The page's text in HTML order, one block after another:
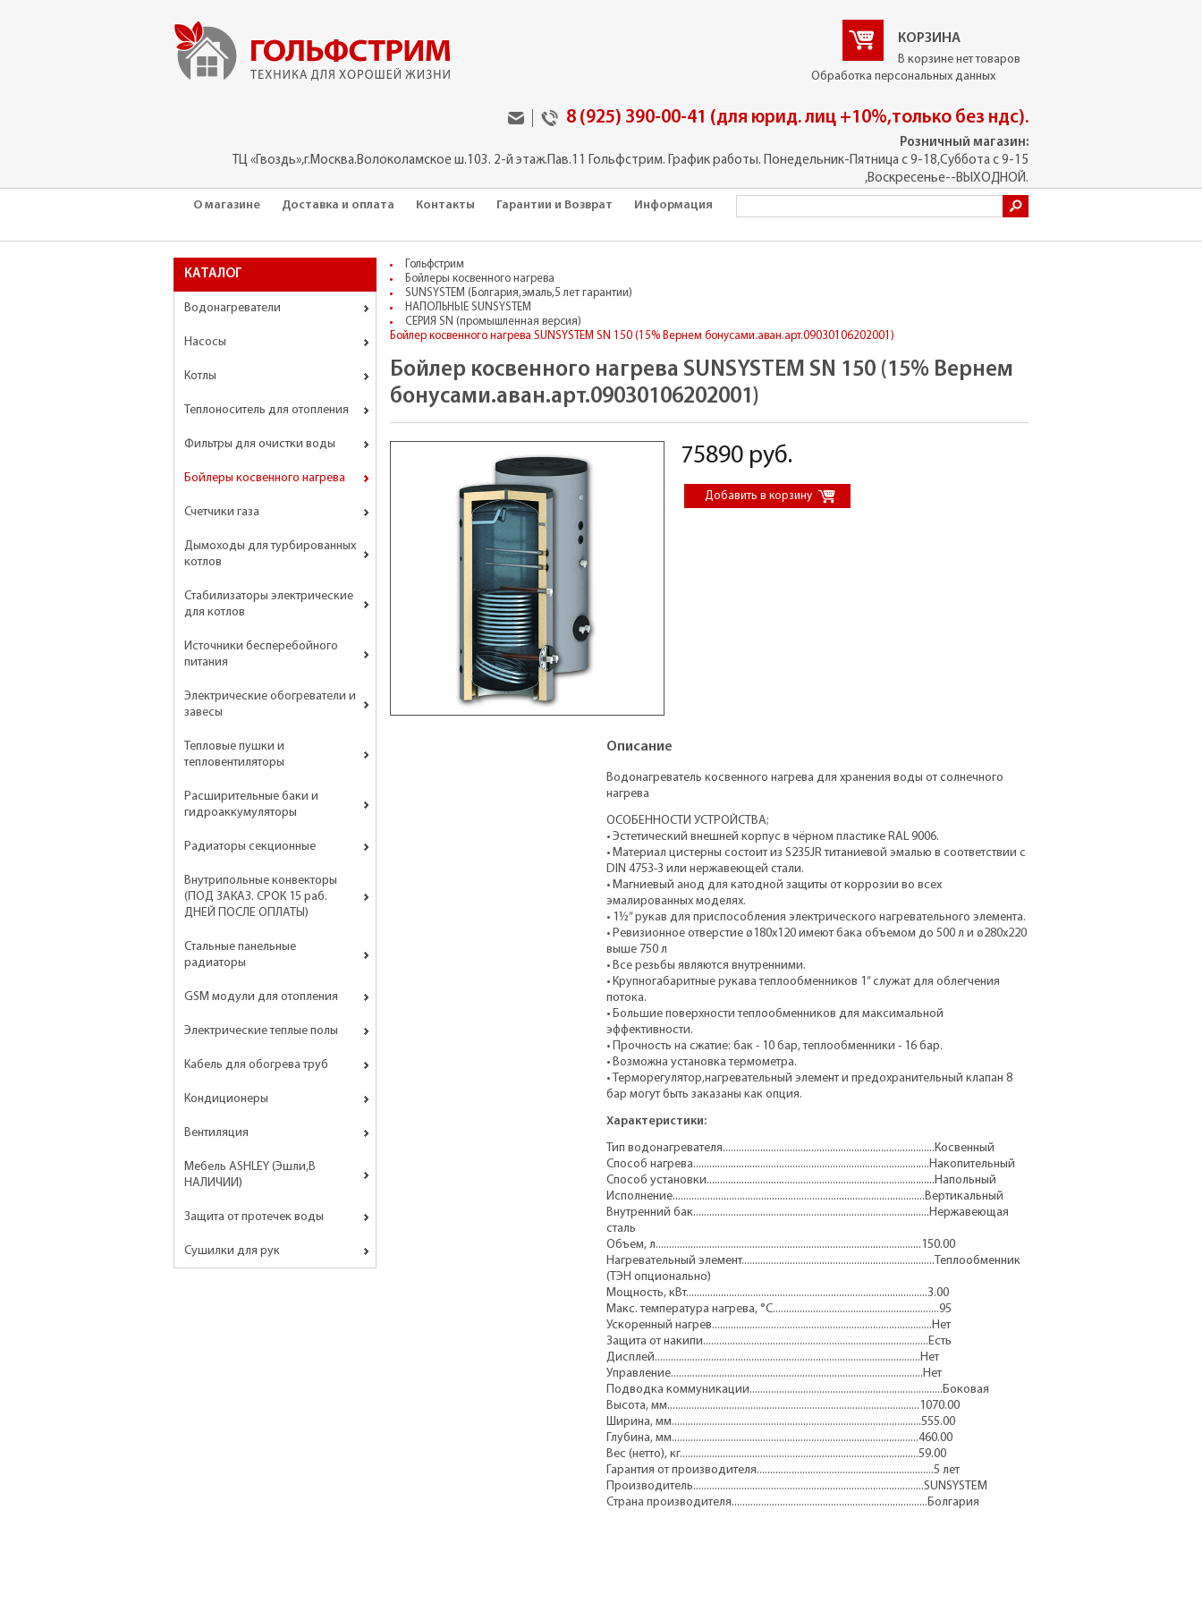
КОРЗИНА
В корзине нет товаров
Обработка персональных данных
8 (925) 390-00-41 (для юрид. лиц +10%,только без ндс).
Розничный магазин:
ТЦ «Гвоздь»,г.Москва.Волоколамское ш.103. 2-й этаж.Пав.11 Гольфстрим. График работы. Понедельник-Пятница с 9-18,Суббота с 9-15
,Воскресенье--ВЫХОДНОЙ.
О магазине
Доставка и оплата Контакты Гарантии и Возврат Информация
КАТАЛОГ
Водонагреватели
Насосы
Котлы
Теплоноситель для отопления
Фильтры для очистки воды
Бойлеры косвенного нагрева
Счетчики газа
Дымоходы для турбированных
котлов
Стабилизаторы электрические
для котлов
Источники бесперебойного
питания
Электрические обогреватели и
завесы
Тепловые пушки и
тепловентиляторы
Расширительные баки и
гидроаккумуляторы
Радиаторы секционные
Внутрипольные конвекторы
(ПОД ЗАКАЗ. СРОК 15 раб.
ДНЕЙ ПОСЛЕ ОПЛАТЫ)
Стальные панельные
радиаторы
GSM модули для отопления
Электрические теплые полы
Кабель для обогрева труб
Кондиционеры
Вентиляция
Мебель ASHLEY (Эшли,В
НАЛИЧИИ)
Защита от протечек воды
Сушилки для рук
Гольфстрим
Бойлеры косвенного нагрева
SUNSYSTEM (Болгария,эмаль,5 лет гарантии)
НАПОЛЬНЫЕ SUNSYSTEM
СЕРИЯ SN (промышленная версия)
Бойлер косвенного нагрева SUNSYSTEM SN 150 (15% Вернем бонусами.аван.арт.09030106202001)
Бойлер косвенного нагрева SUNSYSTEM SN 150 (15% Вернем
бонусами.аван.арт.09030106202001)
75890 руб.
Описание
Водонагреватель косвенного нагрева для хранения воды от солнечного
нагрева
ОСОБЕННОСТИ УСТРОЙСТВА;
• Эстетический внешней корпус в чёрном пластике RAL 9006.
• Материал цистерны состоит из S235JR титаниевой эмалью в соответствии с
DIN 4753-3 или нержавеющей стали.
• Магниевый анод для катодной защиты от коррозии во всех
эмалированных моделях.
• 1½” рукав для приспособления электрического нагревательного элемента.
• Ревизионное отверстие ø180x120 имеют бака объемом до 500 л и ø280х220
выше 750 л
• Все резьбы являются внутренними.
• Крупногабаритные рукава теплообменников 1” служат для облегчения
потока.
• Большие поверхности теплообменников для максимальной
эффективности.
• Прочность на сжатие: бак - 10 бар, теплообменники - 16 бар.
• Возможна установка термометра.
• Терморегулятор,нагревательный элемент и предохранительный клапан 8
бар могут быть заказаны как опция.
Характеристики:
Тип водонагревателя...............................................................................Косвенный
Способ нагрева........................................................................................Накопительный
Способ установки.....................................................................................Напольный
Исполнение..............................................................................................Вертикальный
Внутренний бак........................................................................................Нержавеющая
сталь
Объем, л...................................................................................................150.00
Нагревательный элемент........................................................................Теплообменник
(ТЭН опционально)
Мощность, кВт..........................................................................................3.00
Макс. температура нагрева, °С..............................................................95
Ускоренный нагрев..................................................................................Нет
Защита от накипи....................................................................................Есть
Дисплей...................................................................................................Нет
Управление..............................................................................................Нет
Подводка коммуникации........................................................................Боковая
Высота, мм..............................................................................................1070.00
Ширина, мм.............................................................................................555.00
Глубина, мм............................................................................................460.00
Вес (нетто), кг.........................................................................................59.00
Гарантия от производителя..................................................................5 лет
Производитель......................................................................................SUNSYSTEM
Страна производителя.........................................................................Болгария